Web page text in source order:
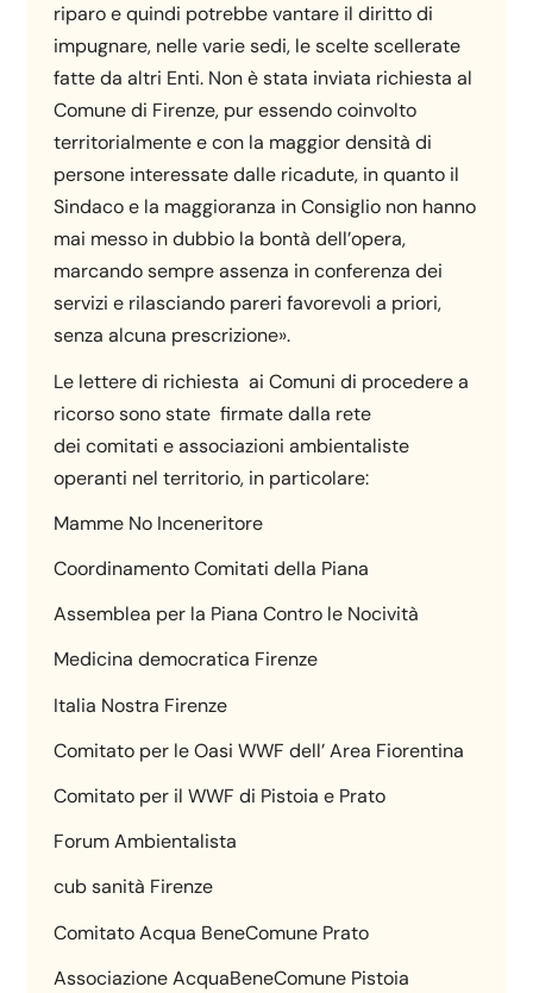
riparo e quindi potrebbe vantare il diritto di
impugnare, nelle varie sedi, le scelte scellerate
fatte da altri Enti. Non è stata inviata richiesta al
Comune di Firenze, pur essendo coinvolto
territorialmente e con la maggior densità di
persone interessate dalle ricadute, in quanto il
Sindaco e la maggioranza in Consiglio non hanno
mai messo in dubbio la bontà dell’opera,
marcando sempre assenza in conferenza dei
servizi e rilasciando pareri favorevoli a priori,
senza alcuna prescrizione».
Le lettere di richiesta ai Comuni di procedere a
ricorso sono state firmate dalla rete
dei comitati e associazioni ambientaliste
operanti nel territorio, in particolare:
Mamme No Inceneritore
Coordinamento Comitati della Piana
Assemblea per la Piana Contro le Nocività
Medicina democratica Firenze
Italia Nostra Firenze
Comitato per le Oasi WWF dell’ Area Fiorentina
Comitato per il WWF di Pistoia e Prato
Forum Ambientalista
cub sanità Firenze
Comitato Acqua BeneComune Prato
Associazione AcquaBeneComune Pistoia